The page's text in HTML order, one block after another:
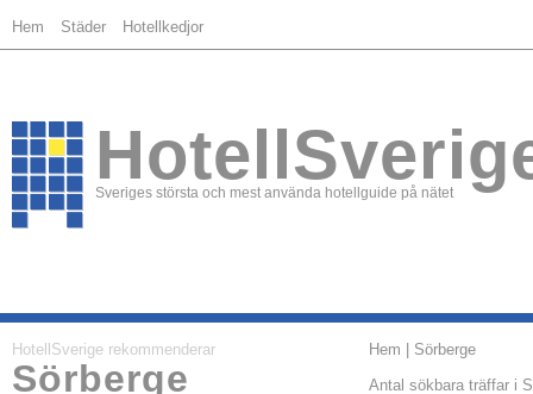
Hem Städer Hotellkedjor
Sveriges största och mest använda hotellguide på nätet
HotellSverige rekommenderar
Sörberge
Hem | Sörberge
Antal sökbara träffar i